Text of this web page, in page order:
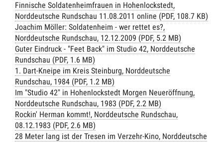
Finnische Soldatenheimfrauen in Hohenlockstedt,
Norddeutsche Rundschau 11.08.2011 online (PDF, 108.7 KB)
Joachim Möller: Soldatenheim - wer rettet es?,
Norddeutsche Rundschau, 12.12.2009 (PDF, 5.2 MB)
Guter Eindruck - "Feet Back" im Studio 42, Norddeutsche
Rundschau (PDF, 1.6 MB)
1. Dart-Kneipe im Kreis Steinburg, Norddeutsche
Rundschau, 1984 (PDF, 1.2 MB)
Im "Studio 42" in Hohenlockstedt Morgen Neueröffnung,
Norddeutsche Rundschau, 1983 (PDF, 2.2 MB)
Rockin' Herman kommt!, Norddeutsche Rundschau,
08.12.1983 (PDF, 2.6 MB)
28 Meter lang ist der Tresen im Verzehr-Kino, Norddeutsche